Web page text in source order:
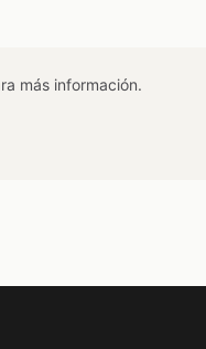
más información.